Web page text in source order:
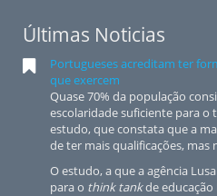
Últimas Noticias
Portugueses acreditam ter
que exercem
Quase 70% da população
escolaridade suficiente para
estudo, que constata que a
de ter mais qualificações,
O estudo, a que a agência
para o think tankde educação